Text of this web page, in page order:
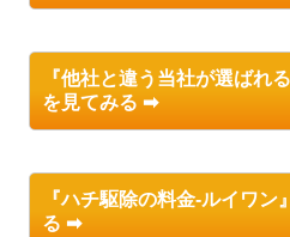
『他社と違う当社が選ばれ
を見てみる ➡
『ハチ駆除の料金-ルイワン
る ➡